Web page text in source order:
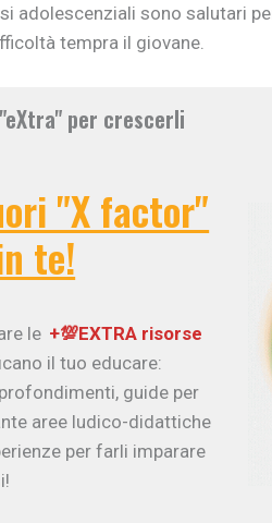
adolescenziali sono salutari
tempra il giovane.
per crescerli
"X factor"
te!
le +💯EXTRA risorse
il tuo educare:
guide per
aree ludico-didattiche
per farli imparare